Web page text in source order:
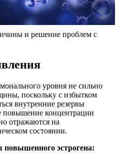
и решение проблем с
уровня не сильно
поскольку с избытком
внутренние резервы
повышение концентрации
отражаются на
состоянии.
эстрогена: